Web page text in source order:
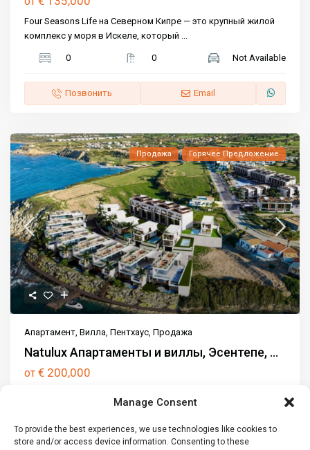
Manage Consent
To provide the best experiences, we use technologies like cookies to
store and/or access device information. Consenting to these
Four Seasons Life на Северном Кипре — это крупный жилой
комплекс у моря в Искеле, который ...
0 0 Not Available
Позвонить Email
Продажа Горячее Предложение
Апартамент,Вилла,Пентхаус,Продажа
Natulux Апартаменты и виллы, Эсентепе, ...
от € 200,000
Эсентепе на Северном Кипре, предлага...
1 1 1 car